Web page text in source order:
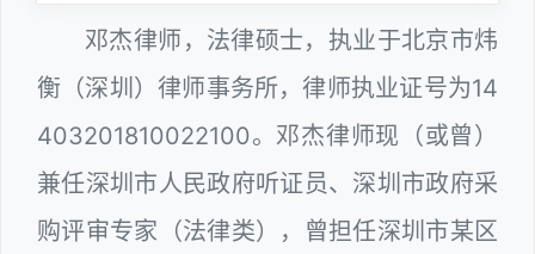
邓杰律师，法律硕士，执业于北京市炜
衡（深圳）律师事务所，律师执业证号为14
403201810022100。邓杰律师现（或曾）
兼任深圳市人民政府听证员、深圳市政府采
购评审专家（法律类），曾担任深圳市某区